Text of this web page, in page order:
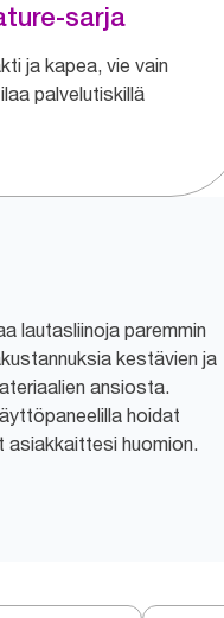
sarja
ja kapea, vie vain
palvelutiskillä
lautasliinoja paremmin
kestävien ja
ansiosta.
hoidat
asiakkaittesi huomion.